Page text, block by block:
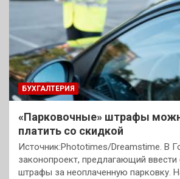
БУХГАЛТЕРИЯ
«Парковочные» штрафы
платить со скидкой
Источник:Phototimes/Dreamstime. В
законопроект, предлагающий ввести
штрафы за неоплаченную парковку.